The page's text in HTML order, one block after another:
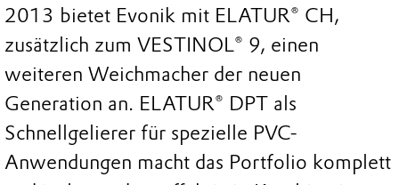
2013 bietet Evonik mit ELATUR® CH,
zusätzlich zum VESTINOL® 9, einen
weiteren Weichmacher der neuen
Generation an. ELATUR® DPT als
Schnellgelierer für spezielle PVC-
Anwendungen macht das Portfolio komplett